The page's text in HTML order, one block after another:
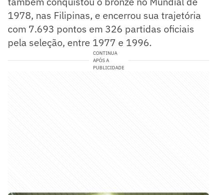
1978, nas Filipinas, e encerrou sua trajetória
com 7.693 pontos em 326 partidas oficiais
pela seleção, entre 1977 e 1996.
CONTINUA
APÓS A
PUBLICIDADE